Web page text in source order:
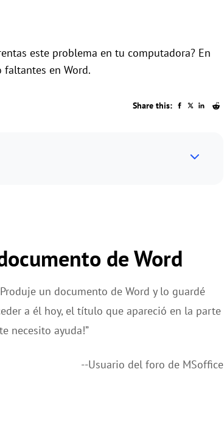
este problema en tu computadora? En
en Word.
Share this:
de Word
un documento de Word y lo guardé
a él hoy, el título que apareció en la parte
necesito ayuda!”
--Usuario del foro de MSoffice